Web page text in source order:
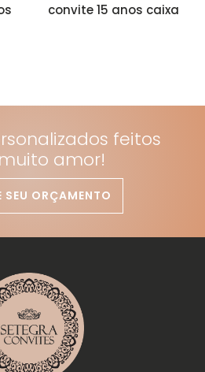
convite 15 anos caixa
feitos
amor!
SEU ORÇAMENTO